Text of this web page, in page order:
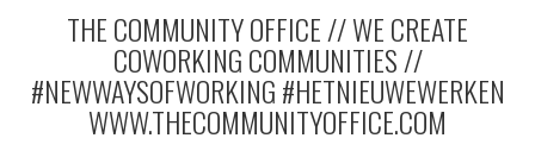
THE COMMUNITY OFFICE // WE CREATE
COWORKING COMMUNITIES //
#NEWWAYSOFWORKING #HETNIEUWEWERKEN
WWW.THECOMMUNITYOFFICE.COM